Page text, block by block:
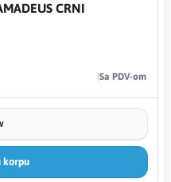
CRNI
Sa PDV-om
korpu